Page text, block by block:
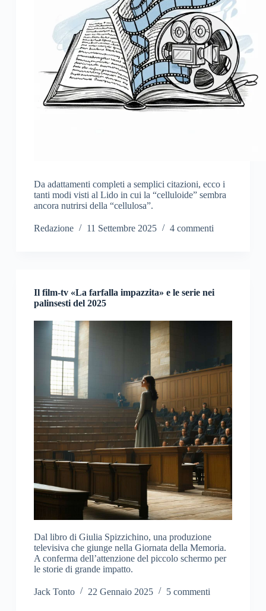
Da adattamenti completi a semplici citazioni, ecco i
tanti modi visti al Lido in cui la “celluloide” sembra
ancora nutrirsi della “cellulosa”.
Redazione 11 Settembre 2025 4 commenti
Il film-tv «La farfalla impazzita» e le serie nei
palinsesti del 2025
Dal libro di Giulia Spizzichino, una produzione
televisiva che giunge nella Giornata della Memoria.
A conferma dell’attenzione del piccolo schermo per
le storie di grande impatto.
Jack Tonto 22 Gennaio 2025 5 commenti